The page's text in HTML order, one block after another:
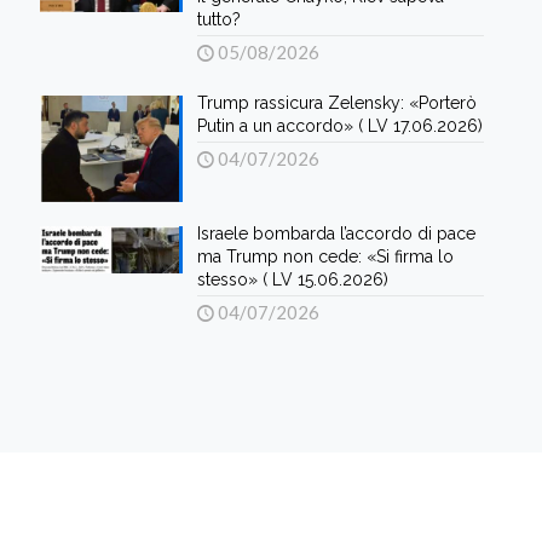
tutto?
05/08/2026
Trump rassicura Zelensky: «Porterò
Putin a un accordo» ( LV 17.06.2026)
04/07/2026
Israele bombarda l’accordo di pace
ma Trump non cede: «Si firma lo
stesso» ( LV 15.06.2026)
04/07/2026